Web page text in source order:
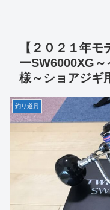
【２０２１年
ーSW6000XG
様～ショアジギ
釣り道具